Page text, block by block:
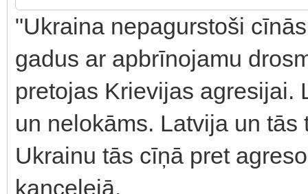
"Ukraina nepagurstoši
gadus ar apbrīnojamu
pretojas Krievijas agresijai.
un nelokāms. Latvija un
Ukrainu tās cīņā pret
kancelejā.